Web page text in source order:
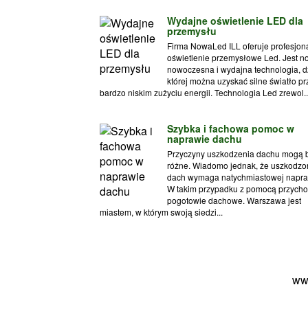
Wydajne oświetlenie LED dla
przemysłu
Firma NowaLed ILL oferuje
oświetlenie przemysłowe Led. Jest
nowoczesna i wydajna technologia,
której można uzyskać silne światło
bardzo niskim zużyciu energii. Technologia Led
Szybka i fachowa pomoc w
naprawie dachu
Przyczyny uszkodzenia dachu mogą
różne. Wiadomo jednak, że
dach wymaga natychmiastowej
W takim przypadku z pomocą
pogotowie dachowe. Warszawa jest
miastem, w którym swoją siedzi...